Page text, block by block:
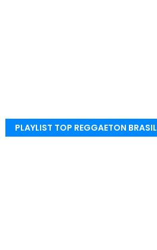
PLAYLIST TOP REGGAETON BRASIL